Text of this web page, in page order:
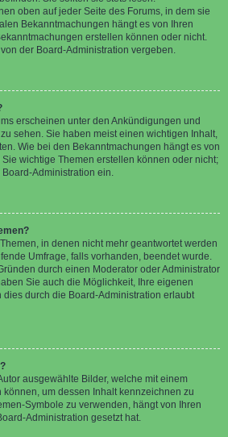
oben auf jeder Seite des Forums, in dem sie
Bekanntmachungen hängt es von Ihren
erstellen können oder nicht.
der Board-Administration vergeben.
erscheinen unter den Ankündigungen und
sehen. Sie haben meist einen wichtigen Inhalt,
Wie bei den Bekanntmachungen hängt es von
Sie wichtige Themen erstellen können oder nicht;
Administration ein.
in denen nicht mehr geantwortet werden
Umfrage, falls vorhanden, beendet wurde.
durch einen Moderator oder Administrator
Sie auch die Möglichkeit, Ihre eigenen
dies durch die Board-Administration erlaubt
ausgewählte Bilder, welche mit einem
um dessen Inhalt kennzeichnen zu
Symbole zu verwenden, hängt von Ihren
Administration gesetzt hat.